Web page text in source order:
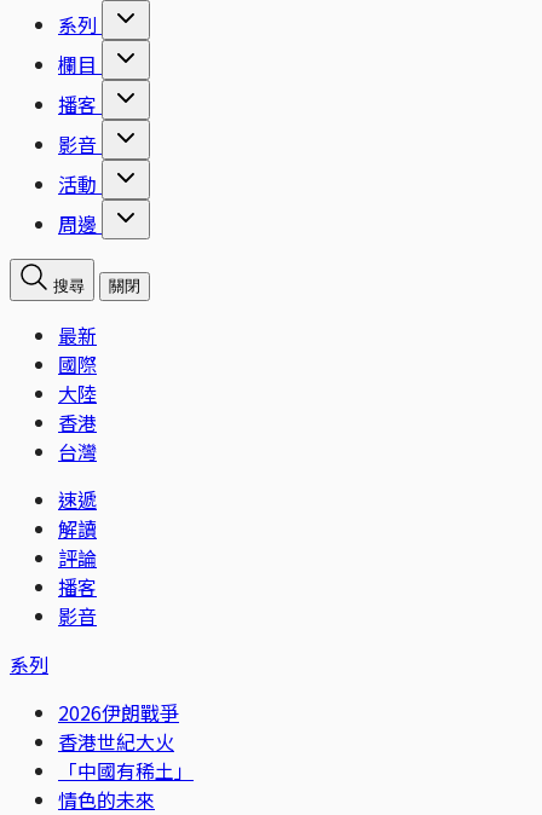
系列
欄目
播客
影音
活動
周邊
搜尋 關閉
最新
國際
大陸
香港
台灣
速遞
解讀
評論
播客
影音
系列
2026伊朗戰爭
香港世紀大火
「中國有稀土」
情色的未來